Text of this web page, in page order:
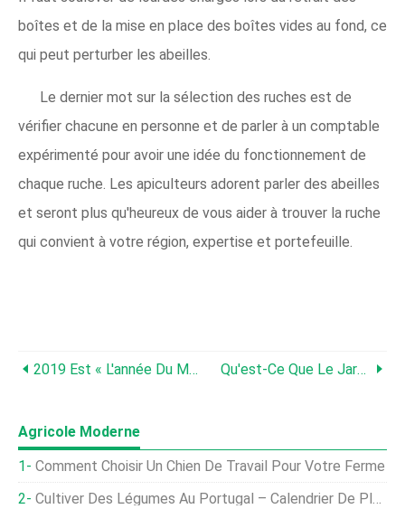
boîtes et de la mise en place des boîtes vides au fond, ce
qui peut perturber les abeilles.
Le dernier mot sur la sélection des ruches est de
vérifier chacune en personne et de parler à un comptable
expérimenté pour avoir une idée du fonctionnement de
chaque ruche. Les apiculteurs adorent parler des abeilles
et seront plus qu'heureux de vous aider à trouver la ruche
qui convient à votre région, expertise et portefeuille.
2019 Est « L'année Du Muflier » Qu'est-Ce Que Le Jardinage Au Pied Carré Et Devriez-Vous L'essayer Ce Printemps?
Agricole Moderne
Comment Choisir Un Chien De Travail Pour Votre Ferme
Cultiver Des Légumes Au Portugal – Calendrier De Plantation